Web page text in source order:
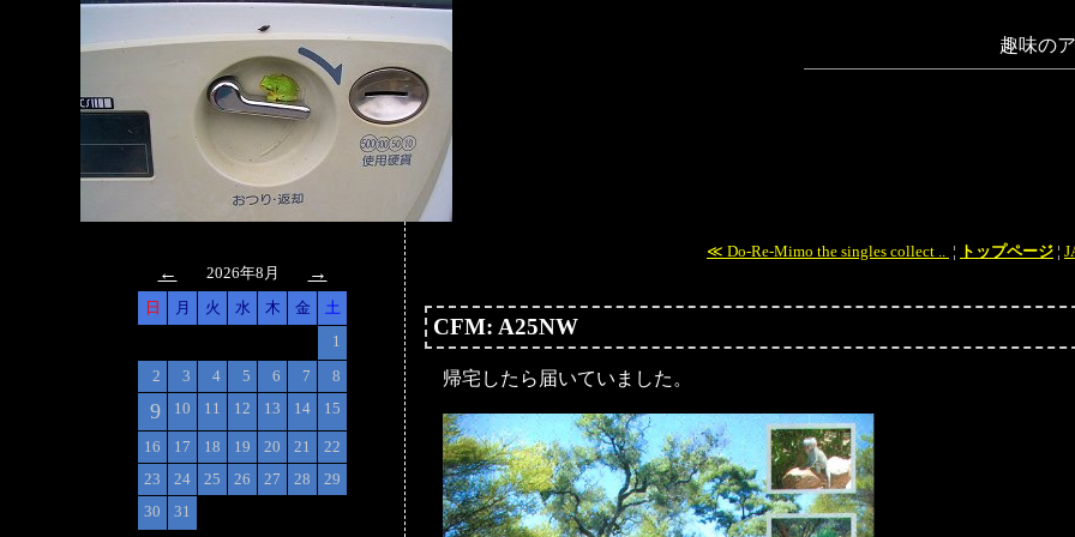
趣味の
← 2026年8月 →
日 月 火 水 木 金
土
1
2
3 4 5 6 7 8
9 10 11 12 13 14 15
16 17 18 19 20 21
22
23
24 25 26 27 28
29
30
31
≪ Do-Re-Mimo the singles collect .. ¦ トップページ ¦
CFM: A25NW
帰宅したら届いていました。